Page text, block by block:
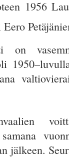
1956
on
jälkeen.